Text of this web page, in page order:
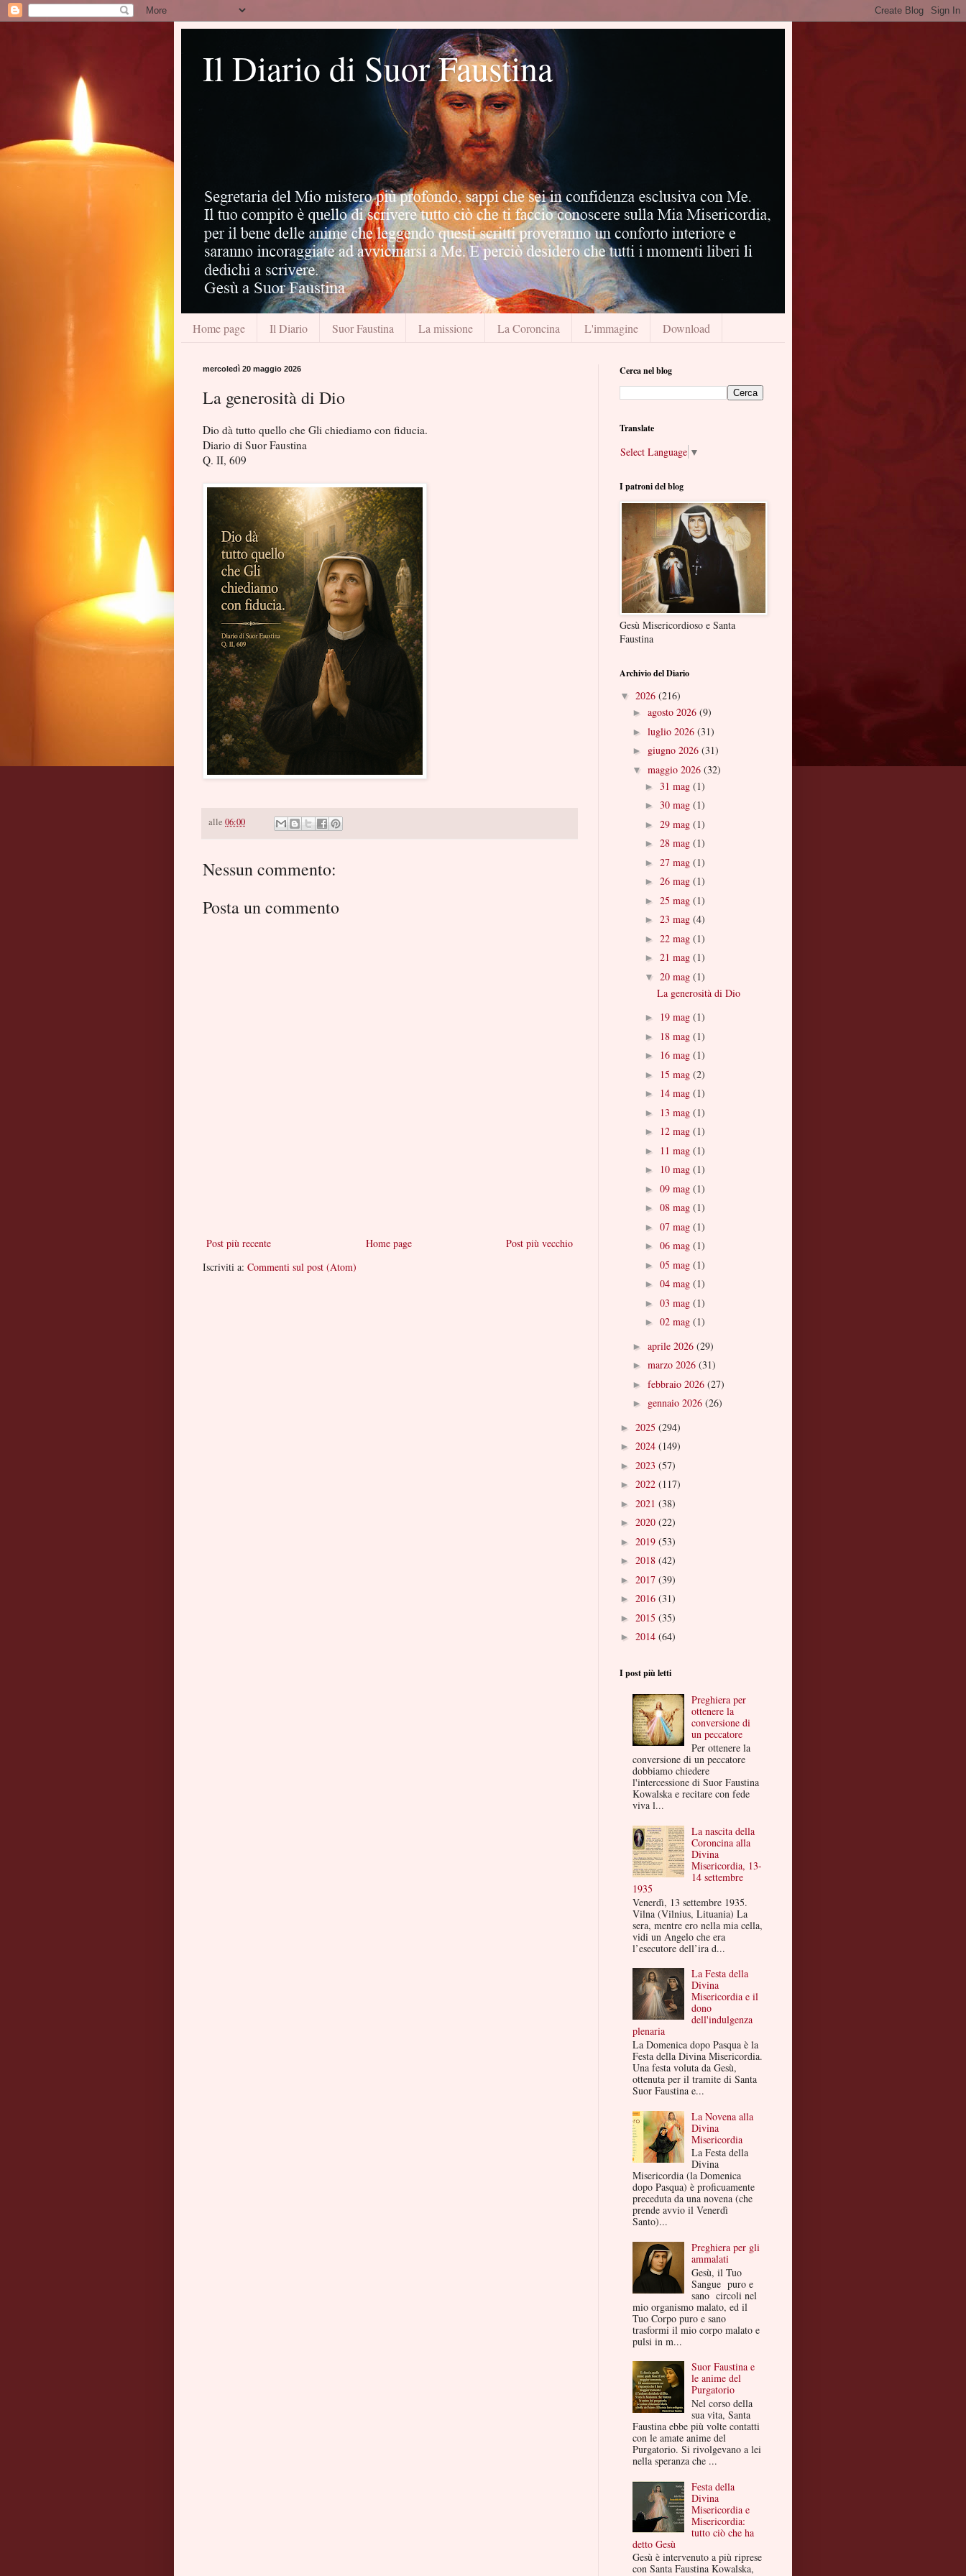
Il Diario di Suor Faustina
Home page Il Diario Suor Faustina La missione La Coroncina L'immagine Download
mercoledì 20 maggio 2026
La generosità di Dio
Dio dà tutto quello che Gli chiediamo con fiducia.
Diario di Suor Faustina
Q. II, 609
alle 06:00
Nessun commento:
Posta un commento
Post più recente Post più vecchio
Home page
Iscriviti a: Commenti sul post (Atom)
Cerca nel blog
Translate
Select Language ▼
I patroni del blog
Gesù Misericordioso e Santa
Faustina
Archivio del Diario
▼ 2026 (216)
► agosto 2026 (9)
► luglio 2026 (31)
► giugno 2026 (31)
▼ maggio 2026 (32)
► 31 mag (1)
► 30 mag (1)
► 29 mag (1)
► 28 mag (1)
► 27 mag (1)
► 26 mag (1)
► 25 mag (1)
► 23 mag (4)
► 22 mag (1)
► 21 mag (1)
▼ 20 mag (1)
La generosità di Dio
► 19 mag (1)
► 18 mag (1)
► 16 mag (1)
► 15 mag (2)
► 14 mag (1)
► 13 mag (1)
► 12 mag (1)
► 11 mag (1)
► 10 mag (1)
► 09 mag (1)
► 08 mag (1)
► 07 mag (1)
► 06 mag (1)
► 05 mag (1)
► 04 mag (1)
► 03 mag (1)
► 02 mag (1)
► aprile 2026 (29)
► marzo 2026 (31)
► febbraio 2026 (27)
► gennaio 2026 (26)
► 2025 (294)
► 2024 (149)
► 2023 (57)
► 2022 (117)
► 2021 (38)
► 2020 (22)
► 2019 (53)
► 2018 (42)
► 2017 (39)
► 2016 (31)
► 2015 (35)
► 2014 (64)
I post più letti
Preghiera per
ottenere la
conversione di
un peccatore
Per ottenere la
conversione di un peccatore
dobbiamo chiedere
l'intercessione di Suor Faustina
Kowalska e recitare con fede
viva l...
La nascita della
Coroncina alla
Divina
Misericordia, 13-
14 settembre
1935
Venerdì, 13 settembre 1935.
Vilna (Vilnius, Lituania) La
sera, mentre ero nella mia cella,
vidi un Angelo che era
l’esecutore dell’ira d...
La Festa della
Divina
Misericordia e il
dono
dell'indulgenza
plenaria
La Domenica dopo Pasqua è la
Festa della Divina Misericordia.
Una festa voluta da Gesù,
ottenuta per il tramite di Santa
Suor Faustina e...
La Novena alla
Divina
Misericordia
La Festa della
Divina
Misericordia (la Domenica
dopo Pasqua) è proficuamente
preceduta da una novena (che
prende avvio il Venerdì
Santo)...
Preghiera per gli
ammalati
Gesù, il Tuo
Sangue puro e
sano circoli nel
mio organismo malato, ed il
Tuo Corpo puro e sano
trasformi il mio corpo malato e
pulsi in m...
Suor Faustina e
le anime del
Purgatorio
Nel corso della
sua vita, Santa
Faustina ebbe più volte contatti
con le amate anime del
Purgatorio. Si rivolgevano a lei
nella speranza che ...
Festa della
Divina
Misericordia e
Misericordia:
tutto ciò che ha
detto Gesù
Gesù è intervenuto a più riprese
con Santa Faustina Kowalska,